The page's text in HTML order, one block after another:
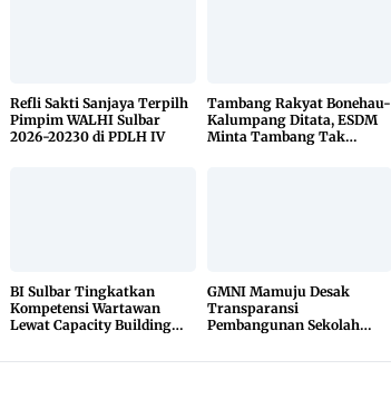
Refli Sakti Sanjaya Terpilh
Pimpim WALHI Sulbar
2026-20230 di PDLH IV
Tambang Rakyat Bonehau-
Kalumpang Ditata, ESDM
Minta Tambang Tak
BI Sulbar Tingkatkan
Kompetensi Wartawan
Lewat Capacity Building
GMNI Mamuju Desak
Transparansi
Pembangunan Sekolah
Material Dibuka